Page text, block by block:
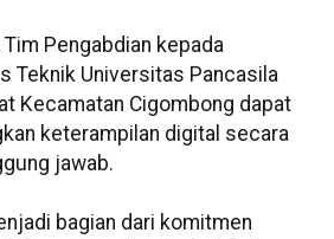
Pengabdian kepada
Teknik Universitas Pancasila
Kecamatan Cigombong dapat
keterampilan digital secara
jawab.
bagian dari komitmen